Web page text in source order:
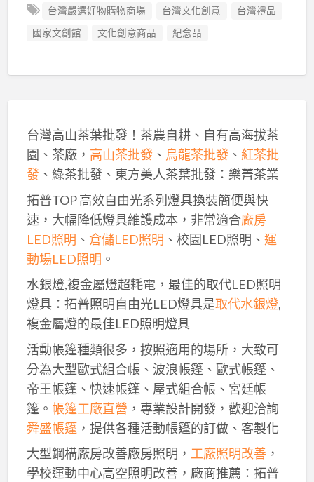
台灣嚴選好物購物商場 台灣文化創意
台灣禮品
國家文創館
文化創意商品 紀念品
台灣高山茶葉批發！茶農自耕、自有高海拔茶
園、茶廠， 高山茶批發、 烏龍茶批發、 紅茶批
發、綠茶批發、東方美人茶葉批發：樂菁茶業
拓普TOP 高效自由光系列燈具換裝簡便與快
速，大幅降低燈具維護成本，非常適合廠房
LED照明 、 倉儲LED照明 、校園LED照明、 運
動場LED照明 。
水銀燈,複金屬燈超耗電，最佳的取代LED照明
燈具：拓普照明自由光LED燈具是取代水銀燈,
複金屬燈的最佳LED照明燈具
活動帳篷種類很多，按照適用的場所，大致可
分為大型歐式組合帳、波浪帳篷、歐式帳篷、
帝王帳篷、快速帳篷、屋式組合帳、宮廷帳
篷。 帳篷工廠直營 ，專業設計開發，歡迎洽詢
舜盛帳篷，提供各種活動帳篷的訂做、客製化
大型鋼構廠房改善廠房照明， 工廠照明改善，
學校運動中心高空照明改善，廠商推薦：拓普